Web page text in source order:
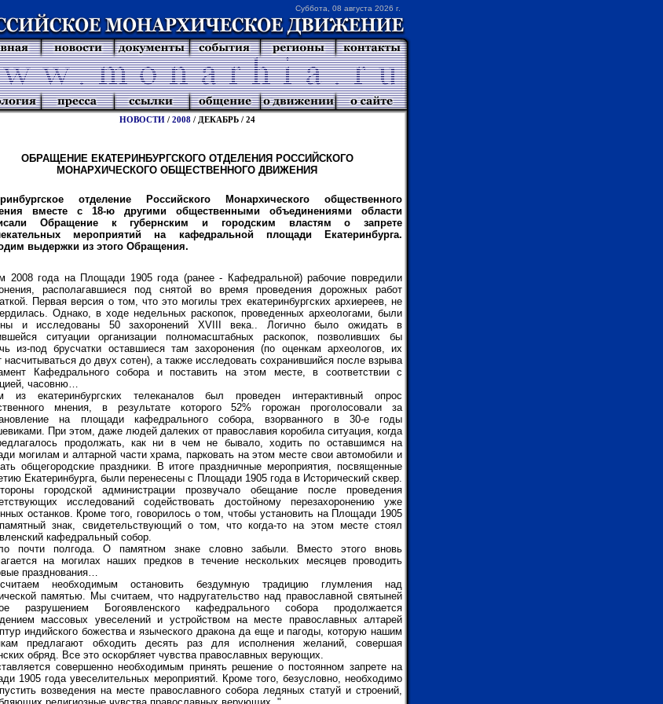
Суббота, 08 августа 2026 г.
НОВОСТИ/ 2008/ ДЕКАБРЬ / 24
ОБРАЩЕНИЕ ЕКАТЕРИНБУРГСКОГО ОТДЕЛЕНИЯ РОССИЙСКОГО
МОНАРХИЧЕСКОГО ОБЩЕСТВЕННОГО ДВИЖЕНИЯ
отделение Российского Монархического общественного
вместе с 18-ю другими общественными объединениями области
Обращение к губернским и городским властям о запрете
мероприятий на кафедральной площади Екатеринбурга.
выдержки из этого Обращения.
2008 года на Площади 1905 года (ранее - Кафедральной) рабочие повредили
располагавшиеся под снятой во время проведения дорожных работ
Первая версия о том, что это могилы трех екатеринбургских архиереев, не
Однако, в ходе недельных раскопок, проведенных археологами, были
и исследованы 50 захоронений XVIII века.. Логично было ожидать в
ситуации организации полномасштабных раскопок, позволивших бы
из-под брусчатки оставшиеся там захоронения (по оценкам археологов, их
насчитываться до двух сотен), а также исследовать сохранившийся после взрыва
Кафедрального собора и поставить на этом месте, в соответствии с
часовню…
из екатеринбургских телеканалов был проведен интерактивный опрос
мнения, в результате которого 52% горожан проголосовали за
на площади кафедрального собора, взорванного в 30-е годы
При этом, даже людей далеких от православия коробила ситуация, когда
продолжать, как ни в чем не бывало, ходить по оставшимся на
могилам и алтарной части храма, парковать на этом месте свои автомобили и
общегородские праздники. В итоге праздничные мероприятия, посвященные
Екатеринбурга, были перенесены с Площади 1905 года в Исторический сквер.
городской администрации прозвучало обещание после проведения
исследований содействовать достойному перезахоронению уже
останков. Кроме того, говорилось о том, чтобы установить на Площади 1905
знак, свидетельствующий о том, что когда-то на этом месте стоял
кафедральный собор.
почти полгода. О памятном знаке словно забыли. Вместо этого вновь
на могилах наших предков в течение нескольких месяцев проводить
празднования…
необходимым остановить бездумную традицию глумления над
памятью. Мы считаем, что надругательство над православной святыней
разрушением Богоявленского кафедрального собора продолжается
массовых увеселений и устройством на месте православных алтарей
индийского божества и языческого дракона да еще и пагоды, которую нашим
предлагают обходить десять раз для исполнения желаний, совершая
обряд. Все это оскорбляет чувства православных верующих.
совершенно необходимым принять решение о постоянном запрете на
1905 года увеселительных мероприятий. Кроме того, безусловно, необходимо
возведения на месте православного собора ледяных статуй и строений,